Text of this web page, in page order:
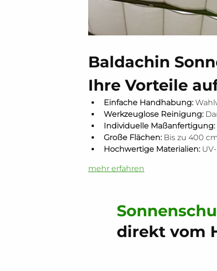
Baldachin
Ihre Vorteile
Einfache Handhabung:
Werkzeuglose Reinigung:
Individuelle Maßanfertigung:
Große Flächen: Bis zu 400
Hochwertige Materialien:
mehr erfahren
direkt vom